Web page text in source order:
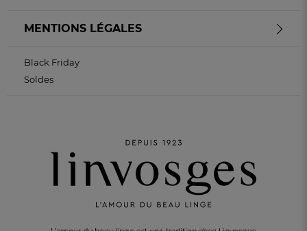
MENTIONS LÉGALES
Black Friday
Soldes